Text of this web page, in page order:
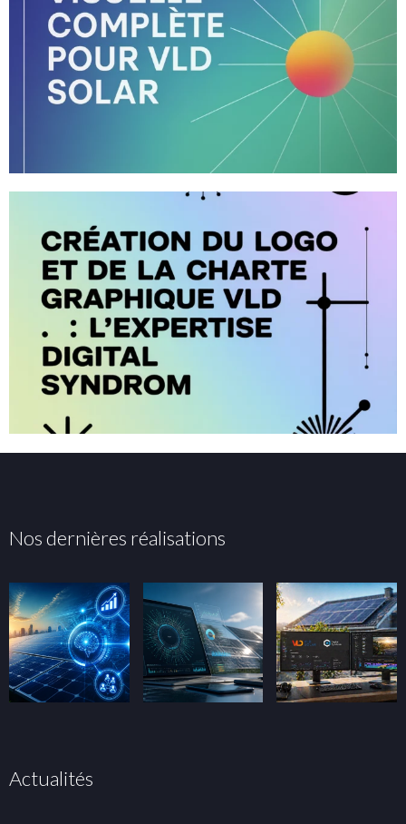
Nos dernières réalisations
Actualités